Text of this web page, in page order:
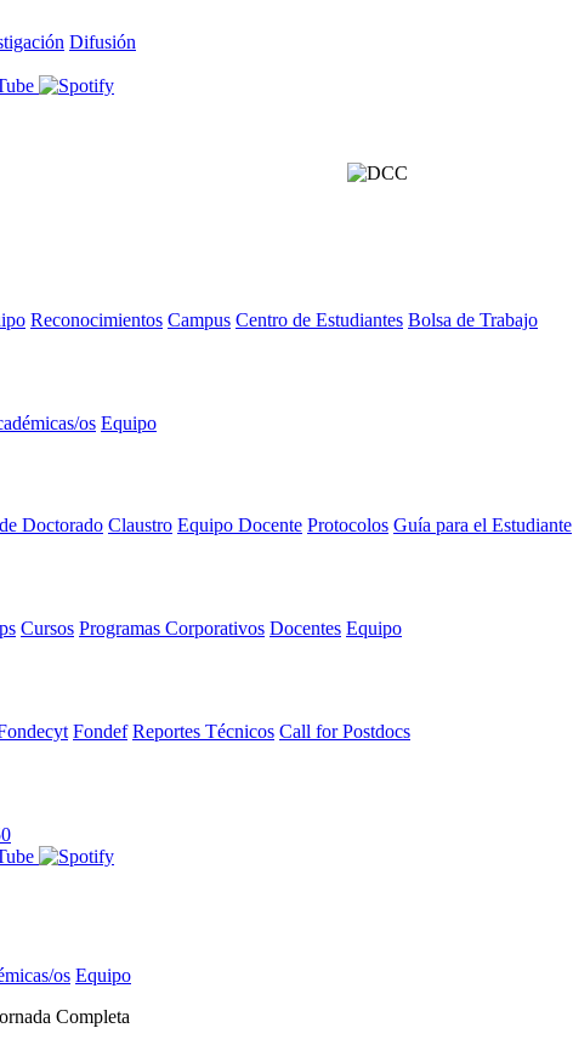
Difusión
Reconocimientos Campus Centro de Estudiantes Bolsa de Trabajo
os Equipo
Doctorado Claustro Equipo Docente Protocolos Guía para el Estudiante
Cursos Programas Corporativos Docentes Equipo
Fondef Reportes Técnicos Call for Postdocs
os Equipo